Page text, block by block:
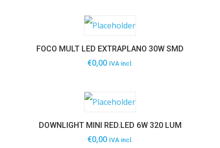
FOCO MULT LED EXTRAPLANO 30W SMD
€0,00 IVA incl.
DOWNLIGHT MINI RED.LED 6W 320 LUM
€0,00 IVA incl.